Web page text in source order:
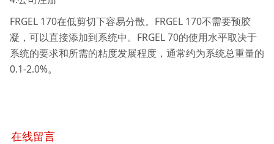
FRGEL 170在低剪切下容易分散。FRGEL 170不需要预胶
凝，可以直接添加到系统中。FRGEL 70的使用水平取决于
系统的要求和所需的粘度发展程度，通常约为系统总重量的
0.1-2.0%。
在线留言